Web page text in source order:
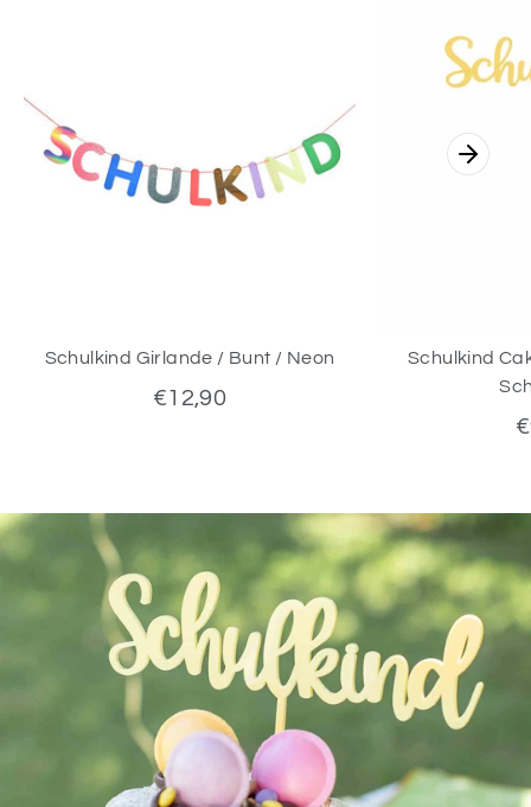
Schulkind Girlande / Bunt / Neon
€12,90
Schulkind